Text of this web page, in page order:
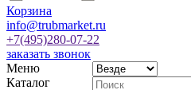
Корзина
info@trubmarket.ru
+7(495)280-07-22
заказать звонок
Меню
Каталог